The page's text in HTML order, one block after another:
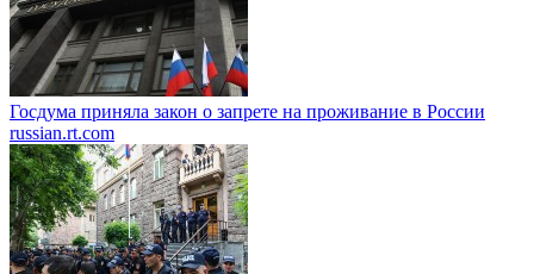
Госдума приняла закон о запрете на проживание в России
russian.rt.com